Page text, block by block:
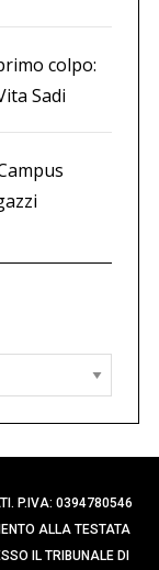
colpo:
Sadi
P.IVA: 0394780546
ALLA TESTATA
IL TRIBUNALE DI